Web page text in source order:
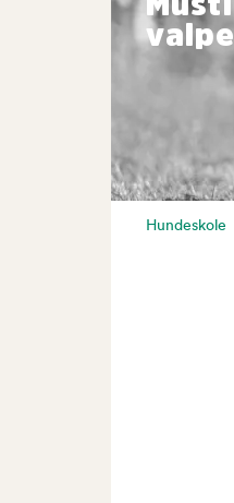
Hundeskole